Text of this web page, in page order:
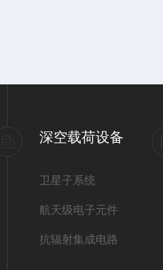
深空载荷设备
卫星子系统
航天级电子元件
抗辐射集成电路